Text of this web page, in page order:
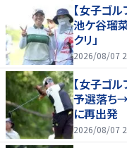
【女子ゴ
池ケ谷瑠
クリ」
2026/08/07
【女子ゴ
予選落ち
に再出発
2026/08/07